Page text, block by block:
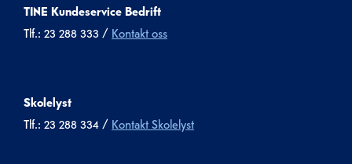
TINE Kundeservice Bedrift
Tlf.: 23 288 333 / Kontakt oss
Skolelyst
Tlf.: 23 288 334 / Kontakt Skolelyst